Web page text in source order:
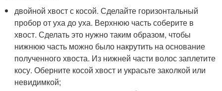
двойной хвост с косой. Сделайте горизонтальный
пробор от уха до уха. Верхнюю часть соберите в
хвост. Сделать это нужно таким образом, чтобы
нижнюю часть можно было накрутить на основание
полученного хвоста. Из нижней части волос заплетите
косу. Оберните косой хвост и украсьте заколкой или
невидимкой;